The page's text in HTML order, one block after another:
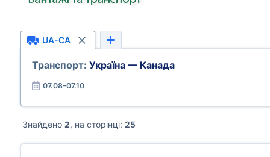
UA-CA
Транспорт: Україна — Канада
07.08–07.10
Знайдено 2, на сторінці: 25